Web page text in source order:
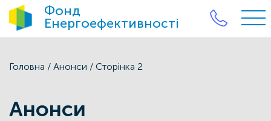
Фонд
Енергоефективності
Головна / Анонси / Сторінка 2
Анонси